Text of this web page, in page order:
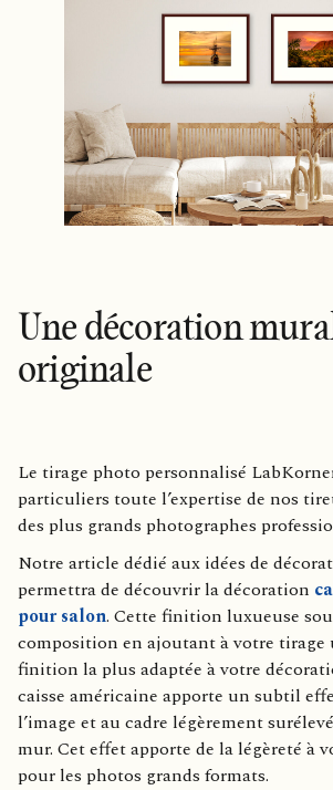
Une décoration
originale
Le tirage photo personnalisé
particuliers toute l’expertise de nos
des plus grands photographes
Notre article dédié aux idées de
permettra de découvrir la décoration
pour salon. Cette finition luxueuse
composition en ajoutant à votre tirage
finition la plus adaptée à votre
caisse américaine apporte un subtil
l’image et au cadre légèrement
mur. Cet effet apporte de la légèreté à
pour les photos grands formats.